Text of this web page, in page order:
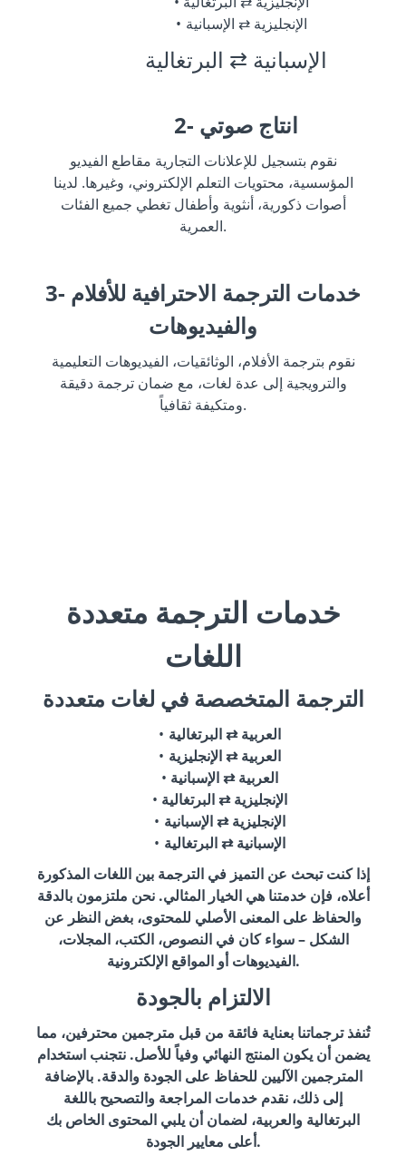
الإنجليزية ⇄ الإسبانية
الإسبانية ⇄ البرتغالية
2- انتاج صوتي
نقوم بتسجيل للإعلانات التجارية مقاطع الفيديو
المؤسسية، محتويات التعلم الإلكتروني، وغيرها. لدينا
أصوات ذكورية، أنثوية وأطفال تغطي جميع الفئات
العمرية.
3- خدمات الترجمة الاحترافية للأفلام
والفيديوهات
نقوم بترجمة الأفلام، الوثائقيات، الفيديوهات التعليمية
والترويجية إلى عدة لغات، مع ضمان ترجمة دقيقة
ومتكيفة ثقافياً.
خدمات الترجمة متعددة
اللغات
الترجمة المتخصصة في لغات متعددة
العربية ⇄ البرتغالية
العربية ⇄ الإنجليزية
العربية ⇄ الإسبانية
الإنجليزية ⇄ البرتغالية
الإنجليزية ⇄ الإسبانية
الإسبانية ⇄ البرتغالية
إذا كنت تبحث عن التميز في الترجمة بين اللغات المذكورة
أعلاه، فإن خدمتنا هي الخيار المثالي. نحن ملتزمون بالدقة
والحفاظ على المعنى الأصلي للمحتوى، بغض النظر عن
الشكل – سواء كان في النصوص، الكتب، المجلات،
الفيديوهات أو المواقع الإلكترونية.
الالتزام بالجودة
تُنفذ ترجماتنا بعناية فائقة من قبل مترجمين محترفين، مما
يضمن أن يكون المنتج النهائي وفياً للأصل. نتجنب استخدام
المترجمين الآليين للحفاظ على الجودة والدقة. بالإضافة
إلى ذلك، نقدم خدمات المراجعة والتصحيح باللغة
البرتغالية والعربية، لضمان أن يلبي المحتوى الخاص بك
أعلى معايير الجودة.